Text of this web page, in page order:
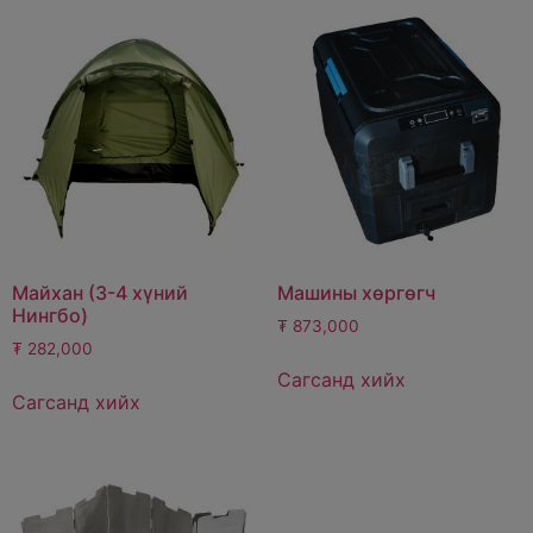
Майхан (3-4 хүний
Нингбо)
₮ 282,000
Сагсанд хийх
Машины хөргөгч
₮ 873,000
Сагсанд хийх